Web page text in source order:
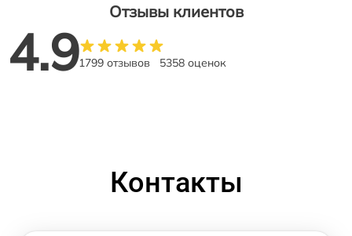
Отзывы клиентов
4.91799 отзывов 5358 оценок
Контакты